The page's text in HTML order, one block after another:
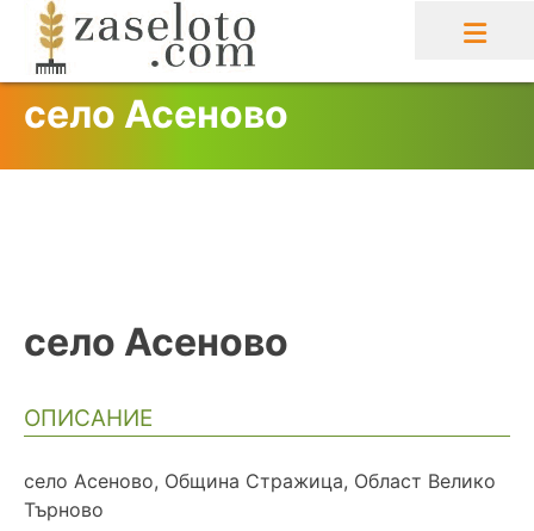
content
село Асеново
село Асеново
ОПИСАНИЕ
село Асеново, Община Стражица, Област Велико
Търново